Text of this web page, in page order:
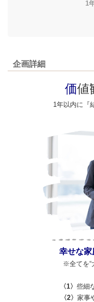
1年以内に
企画詳細
価値
1年以内に『
幸せな家
※全てを“
〈1〉 些細
〈2〉 家事